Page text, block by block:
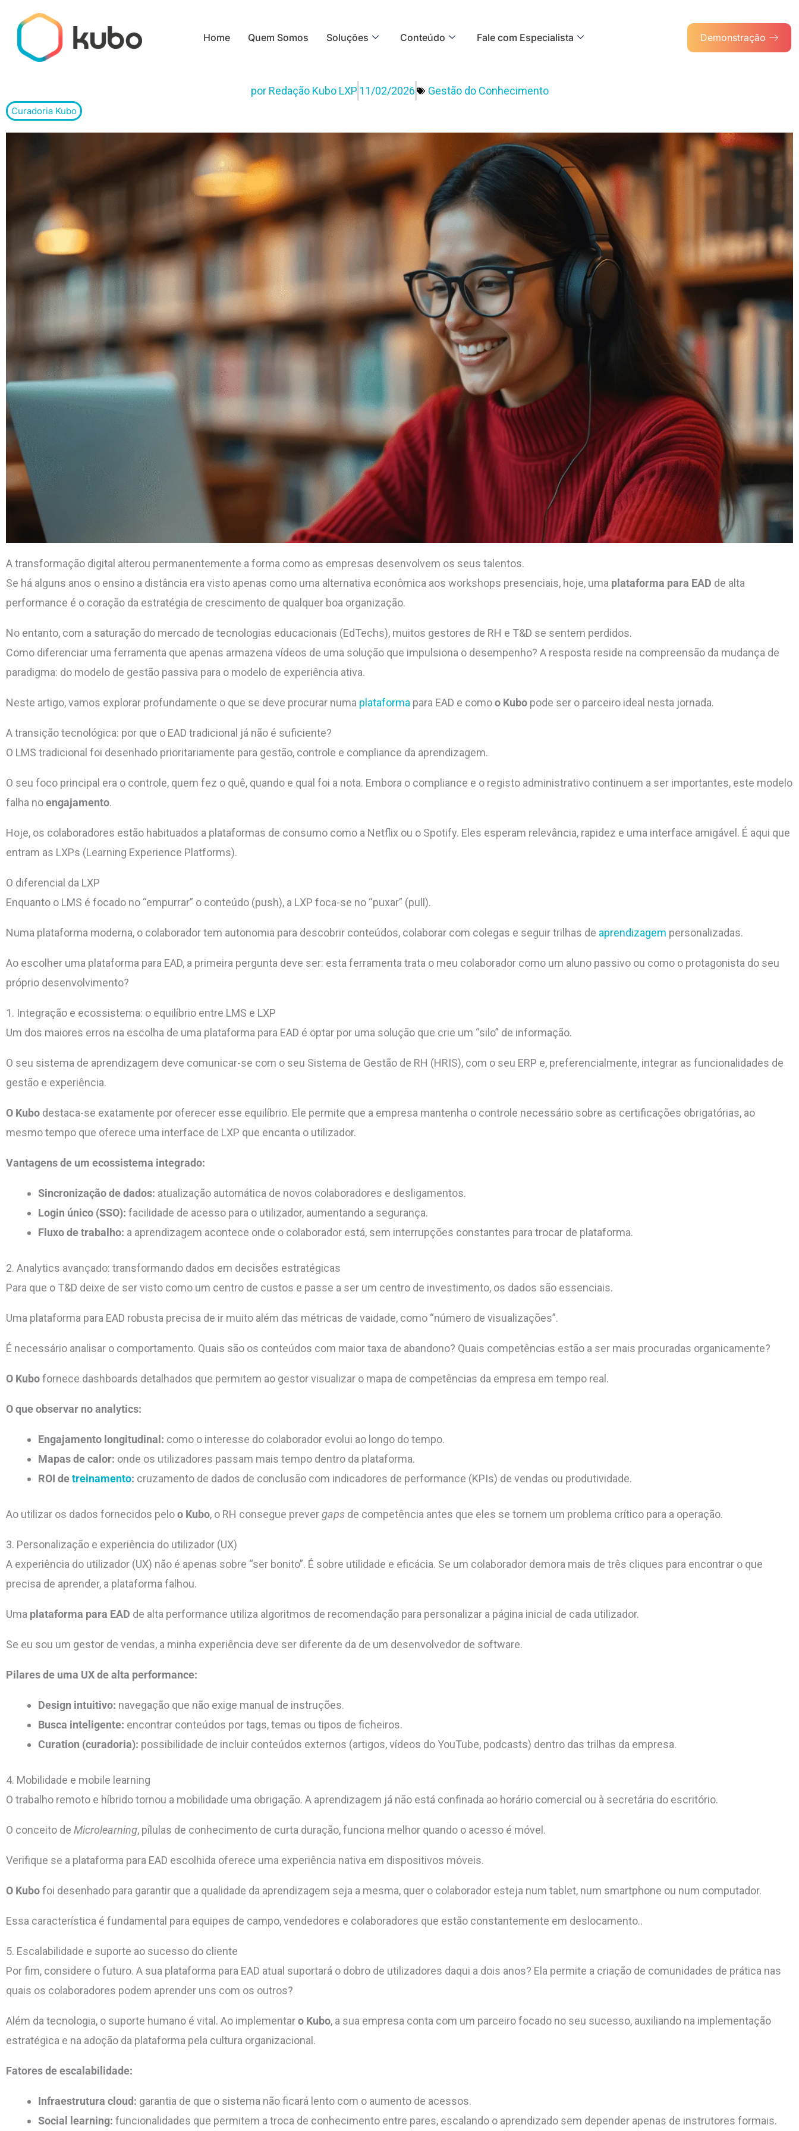
para
Home Quem Somos Soluções Conteúdo Fale com Especialista Demonstração
por Redação Kubo LXP 11/02/2026 Gestão do Conhecimento
Curadoria Kubo
A transformação digital alterou permanentemente a forma como as empresas desenvolvem os seus talentos.
Se há alguns anos o ensino a distância era visto apenas como uma alternativa econômica aos workshops presenciais, hoje, uma plataforma para EAD de alta
performance é o coração da estratégia de crescimento de qualquer boa organização.
No entanto, com a saturação do mercado de tecnologias educacionais (EdTechs), muitos gestores de RH e T&D se sentem perdidos.
Como diferenciar uma ferramenta que apenas armazena vídeos de uma solução que impulsiona o desempenho? A resposta reside na compreensão da mudança de
paradigma: do modelo de gestão passiva para o modelo de experiência ativa.
Neste artigo, vamos explorar profundamente o que se deve procurar numa plataforma para EAD e comoo Kubo pode ser o parceiro ideal nesta jornada.
A transição tecnológica: por que o EAD tradicional já não é suficiente?
O LMS tradicional foi desenhado prioritariamente para gestão, controle e compliance da aprendizagem.
O seu foco principal era o controle, quem fez o quê, quando e qual foi a nota. Embora o compliance e o registo administrativo continuem a ser importantes, este modelo
falha noengajamento.
Hoje, os colaboradores estão habituados a plataformas de consumo como a Netflix ou o Spotify. Eles esperam relevância, rapidez e uma interface amigável. É aqui que
entram as LXPs (Learning Experience Platforms).
O diferencial da LXP
Enquanto o LMS é focado no “empurrar” o conteúdo (push), a LXP foca-se no “puxar” (pull).
Numa plataforma moderna, o colaborador tem autonomia para descobrir conteúdos, colaborar com colegas e seguir trilhas de aprendizagem personalizadas.
Ao escolher uma plataforma para EAD, a primeira pergunta deve ser: esta ferramenta trata o meu colaborador como um aluno passivo ou como o protagonista do seu
próprio desenvolvimento?
1. Integração e ecossistema: o equilíbrio entre LMS e LXP
Um dos maiores erros na escolha de uma plataforma para EAD é optar por uma solução que crie um “silo” de informação.
O seu sistema de aprendizagem deve comunicar-se com o seu Sistema de Gestão de RH (HRIS), com o seu ERP e, preferencialmente, integrar as funcionalidades de
gestão e experiência.
O Kubo destaca-se exatamente por oferecer esse equilíbrio. Ele permite que a empresa mantenha o controle necessário sobre as certificações obrigatórias, ao
mesmo tempo que oferece uma interface de LXP que encanta o utilizador.
Vantagens de um ecossistema integrado:
Sincronização de dados: atualização automática de novos colaboradores e desligamentos.
Login único (SSO): facilidade de acesso para o utilizador, aumentando a segurança.
Fluxo de trabalho: a aprendizagem acontece onde o colaborador está, sem interrupções constantes para trocar de plataforma.
2. Analytics avançado: transformando dados em decisões estratégicas
Para que o T&D deixe de ser visto como um centro de custos e passe a ser um centro de investimento, os dados são essenciais.
Uma plataforma para EAD robusta precisa de ir muito além das métricas de vaidade, como “número de visualizações”.
É necessário analisar o comportamento. Quais são os conteúdos com maior taxa de abandono? Quais competências estão a ser mais procuradas organicamente?
O Kubofornece dashboards detalhados que permitem ao gestor visualizar o mapa de competências da empresa em tempo real.
O que observar no analytics:
Engajamento longitudinal: como o interesse do colaborador evolui ao longo do tempo.
Mapas de calor: onde os utilizadores passam mais tempo dentro da plataforma.
ROI detreinamento: cruzamento de dados de conclusão com indicadores de performance (KPIs) de vendas ou produtividade.
Ao utilizar os dados fornecidos peloo Kubo, o RH consegue prevergaps de competência antes que eles se tornem um problema crítico para a operação.
3. Personalização e experiência do utilizador (UX)
A experiência do utilizador (UX) não é apenas sobre “ser bonito”. É sobre utilidade e eficácia. Se um colaborador demora mais de três cliques para encontrar o que
precisa de aprender, a plataforma falhou.
Uma plataforma para EAD de alta performance utiliza algoritmos de recomendação para personalizar a página inicial de cada utilizador.
Se eu sou um gestor de vendas, a minha experiência deve ser diferente da de um desenvolvedor de software.
Pilares de uma UX de alta performance:
Design intuitivo: navegação que não exige manual de instruções.
Busca inteligente: encontrar conteúdos por tags, temas ou tipos de ficheiros.
Curation (curadoria): possibilidade de incluir conteúdos externos (artigos, vídeos do YouTube, podcasts) dentro das trilhas da empresa.
4. Mobilidade e mobile learning
O trabalho remoto e híbrido tornou a mobilidade uma obrigação. A aprendizagem já não está confinada ao horário comercial ou à secretária do escritório.
O conceito de Microlearning, pílulas de conhecimento de curta duração, funciona melhor quando o acesso é móvel.
Verifique se a plataforma para EAD escolhida oferece uma experiência nativa em dispositivos móveis.
O Kubofoi desenhado para garantir que a qualidade da aprendizagem seja a mesma, quer o colaborador esteja num tablet, num smartphone ou num computador.
Essa característica é fundamental para equipes de campo, vendedores e colaboradores que estão constantemente em deslocamento..
5. Escalabilidade e suporte ao sucesso do cliente
Por fim, considere o futuro. A sua plataforma para EAD atual suportará o dobro de utilizadores daqui a dois anos? Ela permite a criação de comunidades de prática nas
quais os colaboradores podem aprender uns com os outros?
Além da tecnologia, o suporte humano é vital. Ao implementaro Kubo, a sua empresa conta com um parceiro focado no seu sucesso, auxiliando na implementação
estratégica e na adoção da plataforma pela cultura organizacional.
Fatores de escalabilidade:
Infraestrutura cloud: garantia de que o sistema não ficará lento com o aumento de acessos.
Social learning: funcionalidades que permitem a troca de conhecimento entre pares, escalando o aprendizado sem depender apenas de instrutores formais.